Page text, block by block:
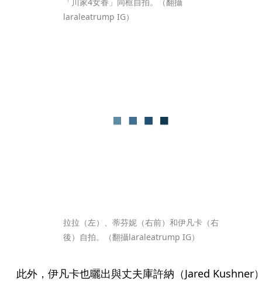
laraleatrump IG）
拉拉（左）、蒂芬妮（右前）和伊凡卡（右
後）自拍。（翻攝laraleatrump IG）
此外，伊凡卡也曬出與丈夫庫許納（Jared Kushner